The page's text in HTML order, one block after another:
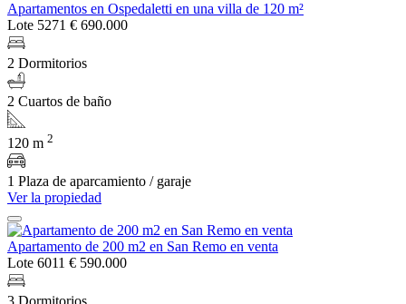
Apartamentos en Ospedaletti en una villa de 120 m²
Lote 5271 € 690.000
2 Dormitorios
2 Cuartos de baño
120 m 2
1 Plaza de aparcamiento / garaje
Ver la propiedad
Apartamento de 200 m2 en San Remo en venta
Lote 6011 € 590.000